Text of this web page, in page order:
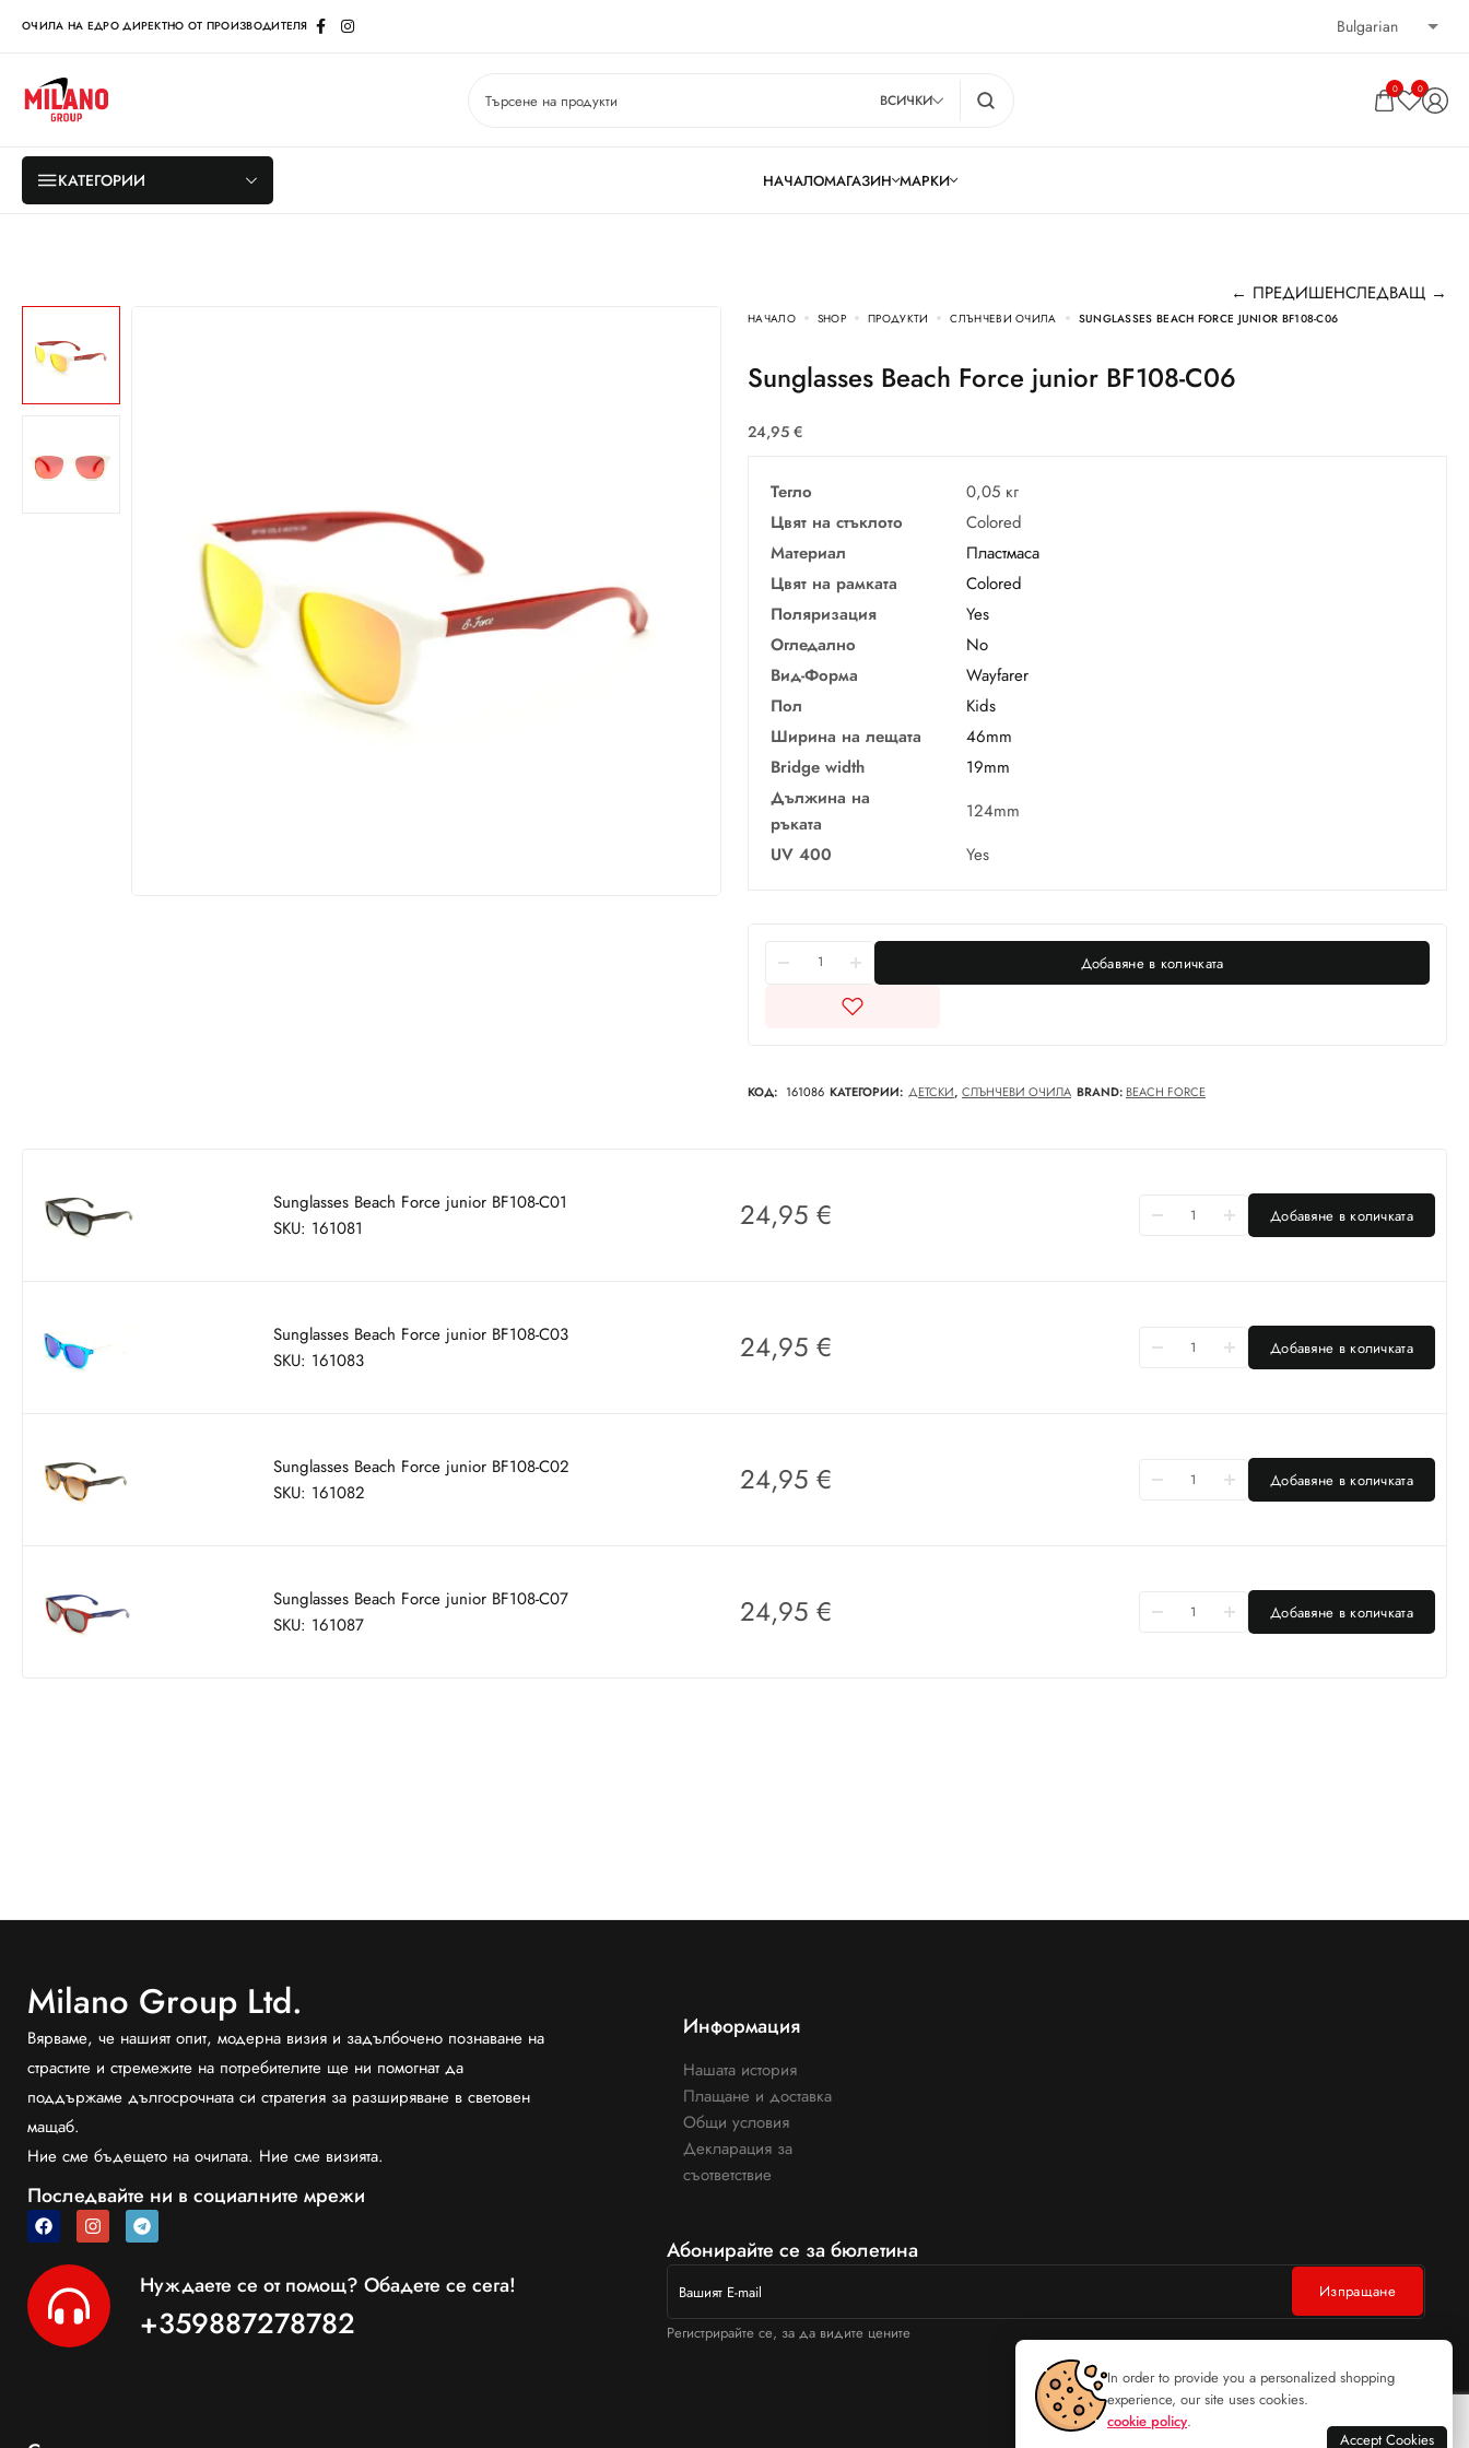
ОЧИЛА НА ЕДРО ДИРЕКТНО ОТ ПРОИЗВОДИТЕЛЯ
ВСИЧКИ
0 0
КАТЕГОРИИ НАЧАЛОМАГАЗИН МАРКИ
← ПРЕДИШЕНСЛЕДВАЩ →
НАЧАЛО SHOP ПРОДУКТИ СЛЪНЧЕВИ ОЧИЛА SUNGLASSES BEACH FORCE JUNIOR BF108-C06
Sunglasses Beach Force junior BF108-C06
24,95 €
Тегло
0,05 кг
Цвят на стъклото
Colored
Материал
Пластмаса
Цвят на рамката
Colored
Поляризация
Yes
Огледално
No
Вид-Форма
Wayfarer
Пол
Kids
Ширина на лещата
46mm
Bridge width
19mm
Дължина на
ръката
124mm
UV 400
Yes
Добавяне в количката
КОД: 161086 КАТЕГОРИИ: ДЕТСКИ, СЛЪНЧЕВИ ОЧИЛА BRAND: BEACH FORCE
Sunglasses Beach Force junior BF108-C01
SKU: 161081
24,95 € Добавяне в количката
Sunglasses Beach Force junior BF108-C03
SKU: 161083
24,95 € Добавяне в количката
Sunglasses Beach Force junior BF108-C02
SKU: 161082
24,95 € Добавяне в количката
Sunglasses Beach Force junior BF108-C07
SKU: 161087
24,95 € Добавяне в количката
Milano Group Ltd.
Вярваме, че нашият опит, модерна визия и задълбочено познаване на
страстите и стремежите на потребителите ще ни помогнат да
поддържаме дългосрочната си стратегия за разширяване в световен
мащаб.
Ние сме бъдещето на очилата. Ние сме визията.
Последвайте ни в социалните мрежи
Нуждаете се от помощ? Обадете се сега!
+359887278782
Информация
Нашата история
Плащане и доставка
Общи условия
Декларация за
съответствие
Абонирайте се за бюлетина
Регистрирайте се, за да видите цените
In order to provide you a personalized shopping
experience, our site uses cookies.
cookie policy.
Accept Cookies